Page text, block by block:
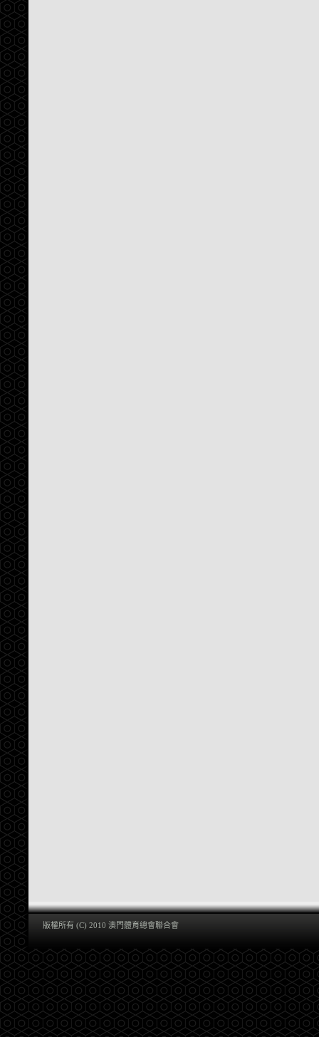
版權所有 (C) 2010 澳門體育總會聯合會